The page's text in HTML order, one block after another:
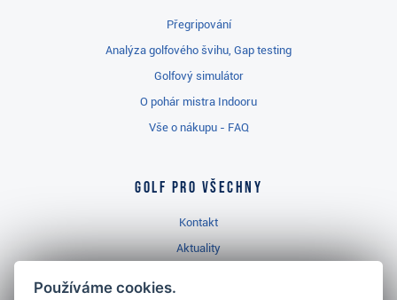
Přegripování
Analýza golfového švihu, Gap testing
Golfový simulátor
O pohár mistra Indooru
Vše o nákupu - FAQ
Golf pro všechny
Kontakt
Aktuality
Používáme cookies.